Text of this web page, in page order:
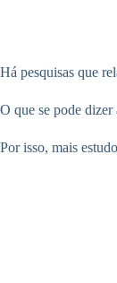
Há pesquisas que
O que se pode dizer
Por isso, mais